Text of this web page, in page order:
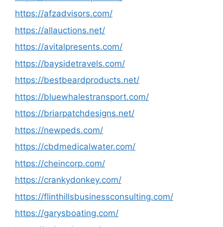
https://afzadvisors.com/
https://allauctions.net/
https://avitalpresents.com/
https://baysidetravels.com/
https://bestbeardproducts.net/
https://bluewhalestransport.com/
https://briarpatchdesigns.net/
https://newpeds.com/
https://cbdmedicalwater.com/
https://cheincorp.com/
https://crankydonkey.com/
https://flinthillsbusinessconsulting.com/
https://garysboating.com/